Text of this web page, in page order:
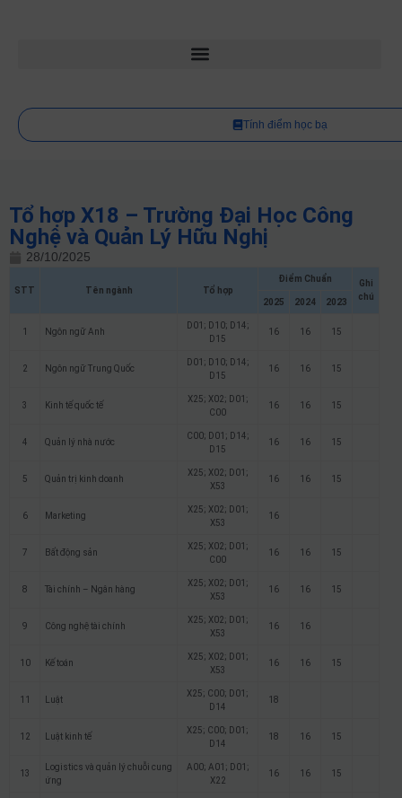
Tính điểm học bạ
Tổ hợp X18 – Trường Đại Học Công
Nghệ và Quản Lý Hữu Nghị
28/10/2025
STT Tên ngành Tổ hợp
Điểm Chuẩn
Ghi
chú
2025 2024 2023
1 Ngôn ngữ Anh
D01; D10; D14;
D15
16 16 15
2 Ngôn ngữ Trung Quốc
D01; D10; D14;
D15
16 16 15
3 Kinh tế quốc tế
X25; X02; D01;
C00
16 16 15
4 Quản lý nhà nước
C00; D01; D14;
D15
16 16 15
5 Quản trị kinh doanh
X25; X02; D01;
X53
16 16 15
6 Marketing
X25; X02; D01;
X53
16
7 Bất động sản
X25; X02; D01;
C00
16 16 15
8 Tài chính – Ngân hàng
X25; X02; D01;
X53
16 16 15
9 Công nghệ tài chính
X25; X02; D01;
X53
16 16
10 Kế toán
X25; X02; D01;
X53
16 16 15
11 Luật
X25; C00; D01;
D14
18
12 Luật kinh tế
X25; C00; D01;
D14
18 16 15
13
Logistics và quản lý chuỗi cung
ứng
A00; A01; D01;
X22
16 16 15